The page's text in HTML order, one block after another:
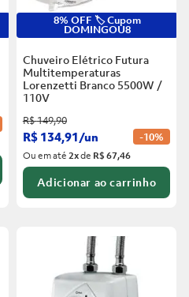
8% OFF 🏷️ Cupom
DOMINGOU8
Chuveiro Elétrico Futura
Multitemperaturas
Lorenzetti Branco 5500W /
110V
R$149,90
R$ 134,91/un -10%
Ou em até2xde R$ 67,46
Adicionar ao carrinho